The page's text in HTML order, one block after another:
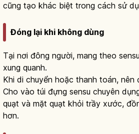
cũng tạo khác biệt trong cách sử
Đóng lại khi không dùng
Tại nơi đông người, mang theo
xung quanh.
Khi di chuyển hoặc thanh toán, nên
Cho vào túi đựng sensu chuyên
quạt và mặt quạt khỏi trầy xước,
hơn.